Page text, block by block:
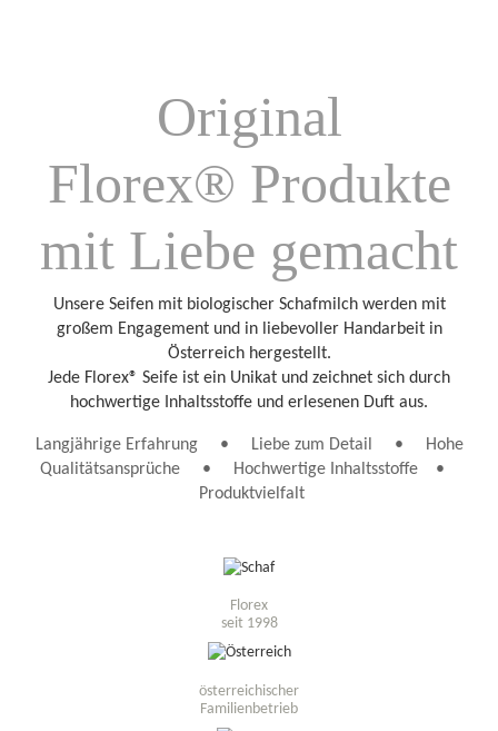
Original
Florex® Produkte
mit Liebe gemacht
Unsere Seifen mit biologischer Schafmilch werden mit
großem Engagement und in liebevoller Handarbeit in
Österreich hergestellt.
Jede Florex® Seife ist ein Unikat und zeichnet sich durch
hochwertige Inhaltsstoffe und erlesenen Duft aus.
Langjährige Erfahrung • Liebe zum Detail • Hohe
Qualitätsansprüche
• Hochwertige Inhaltsstoffe
•
Produktvielfalt
Florex
seit 1998
österreichischer
Familienbetrieb